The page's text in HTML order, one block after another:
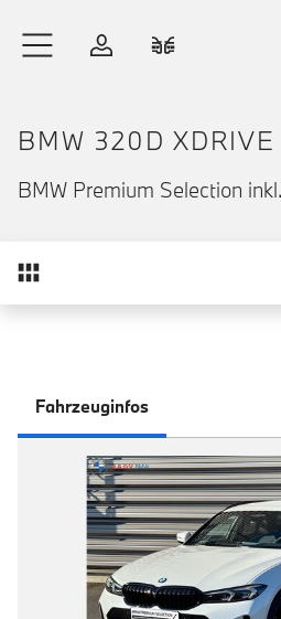
Anmelden
BMW 320D XDRIVE
BMW Premium Selection
Fahrzeuginfos